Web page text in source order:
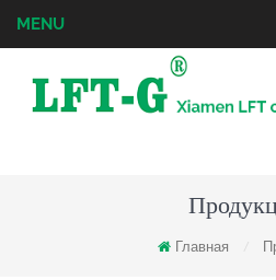
MENU
Главная